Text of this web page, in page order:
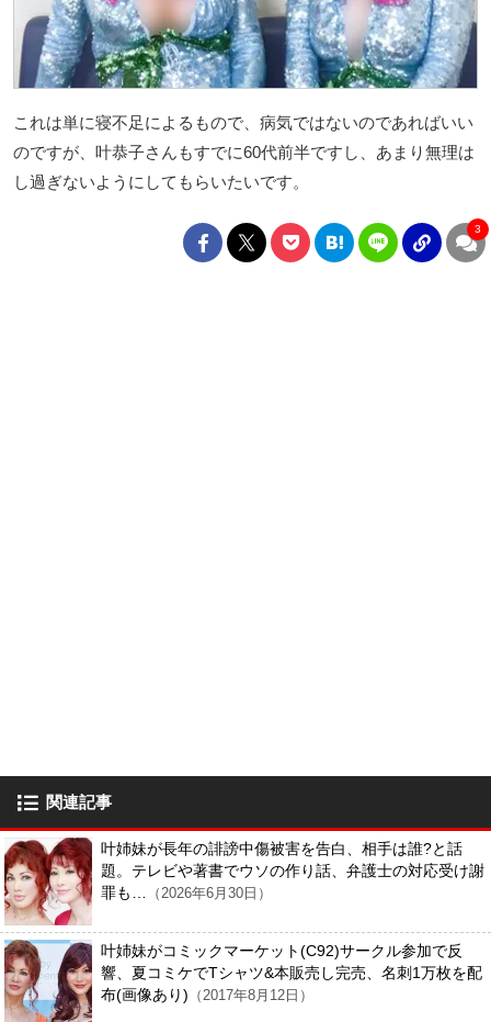
これは単に寝不足によるもので、病気ではないのであればいい
のですが、叶恭子さんもすでに60代前半ですし、あまり無理は
し過ぎないようにしてもらいたいです。
3
関連記事
叶姉妹が長年の誹謗中傷被害を告白、相手は誰?と話
題。テレビや著書でウソの作り話、弁護士の対応受け謝
罪も… （2026年6月30日）
叶姉妹がコミックマーケット(C92)サークル参加で反
響、夏コミケでTシャツ&本販売し完売、名刺1万枚を配
布(画像あり) （2017年8月12日）